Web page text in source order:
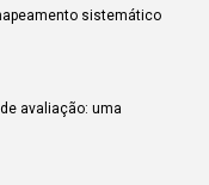
sistemático
avaliação: uma